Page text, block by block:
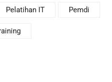
Pelatihan IT Pemdi